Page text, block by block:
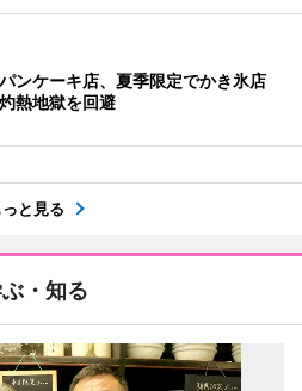
ンケーキ店、夏季限定でかき氷店
熱地獄を回避
っと見る
・知る